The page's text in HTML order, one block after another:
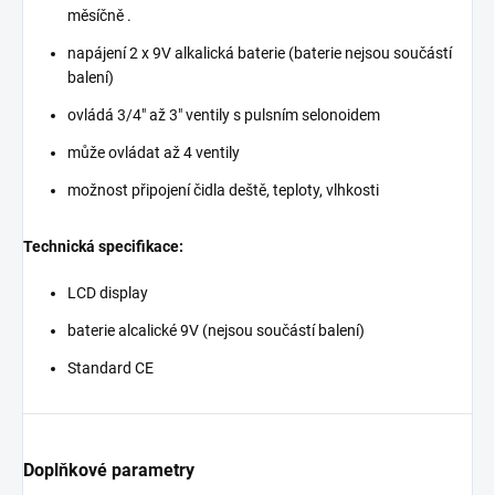
měsíčně .
napájení 2 x 9V alkalická baterie (baterie nejsou součástí
balení)
ovládá 3/4" až 3" ventily s pulsním selonoidem
může ovládat až 4 ventily
možnost připojení čidla deště, teploty, vlhkosti
Technická specifikace:
LCD display
baterie alcalické 9V (nejsou součástí balení)
Standard CE
Doplňkové parametry